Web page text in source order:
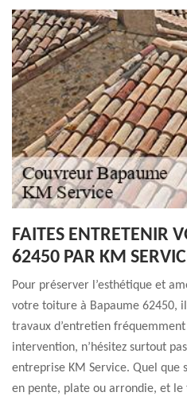
FAITES ENTRETENIR
62450 PAR KM
Pour préserver l’esthétique et
votre toiture à Bapaume 62450,
travaux d’entretien
intervention, n’hésitez surtout
entreprise KM Service. Quel
en pente, plate ou arrondie, et